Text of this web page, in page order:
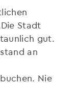
Stadt
gut.
an
Nie